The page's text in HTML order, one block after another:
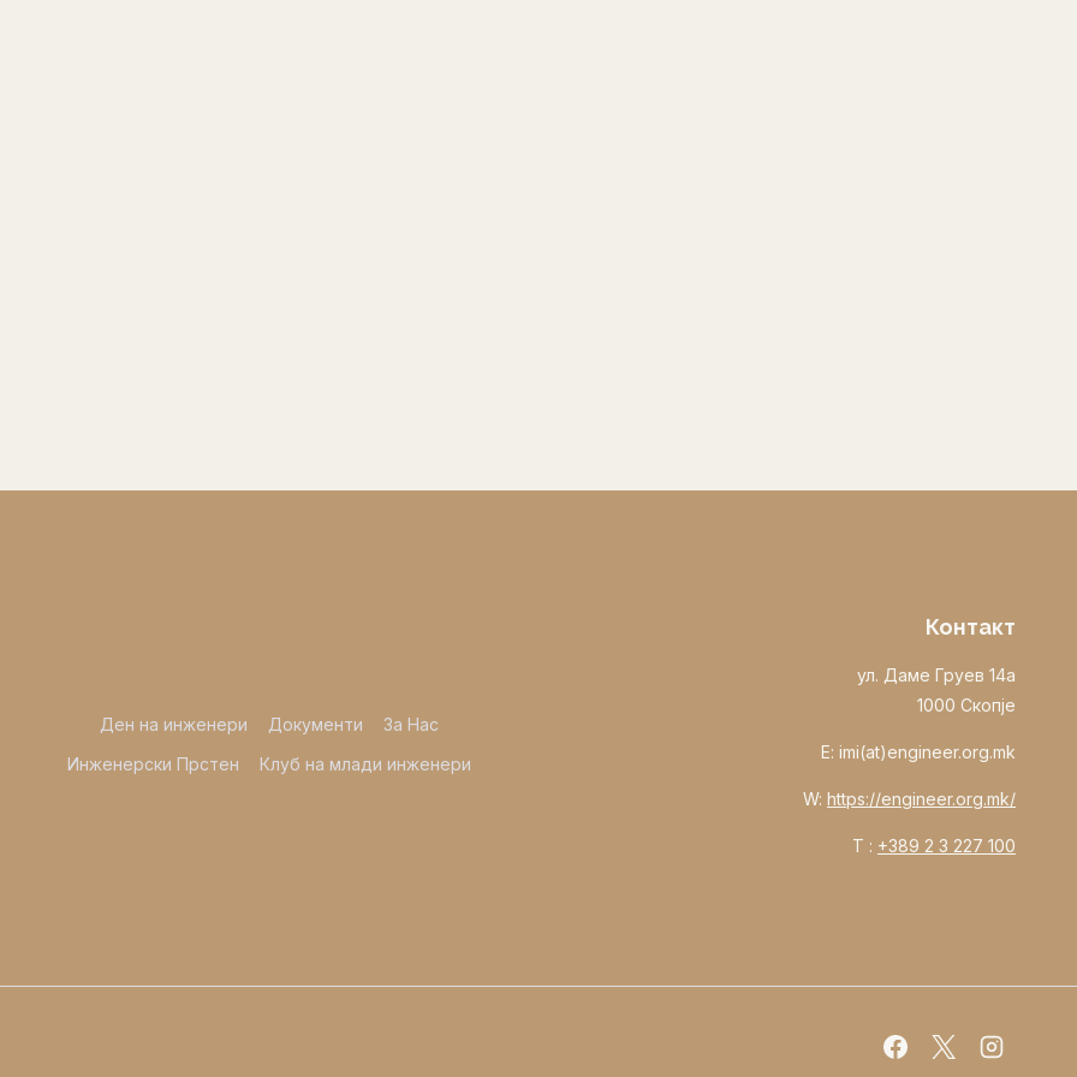
Ден на инженери Документи
За Нас
Инженерски Прстен
Клуб на млади инженери
Контакт
ул. Даме Груев 14а
1000 Скопје
E: imi(at)engineer.org.mk
W: https://engineer.org.mk/
T : +389 2 3 227 100